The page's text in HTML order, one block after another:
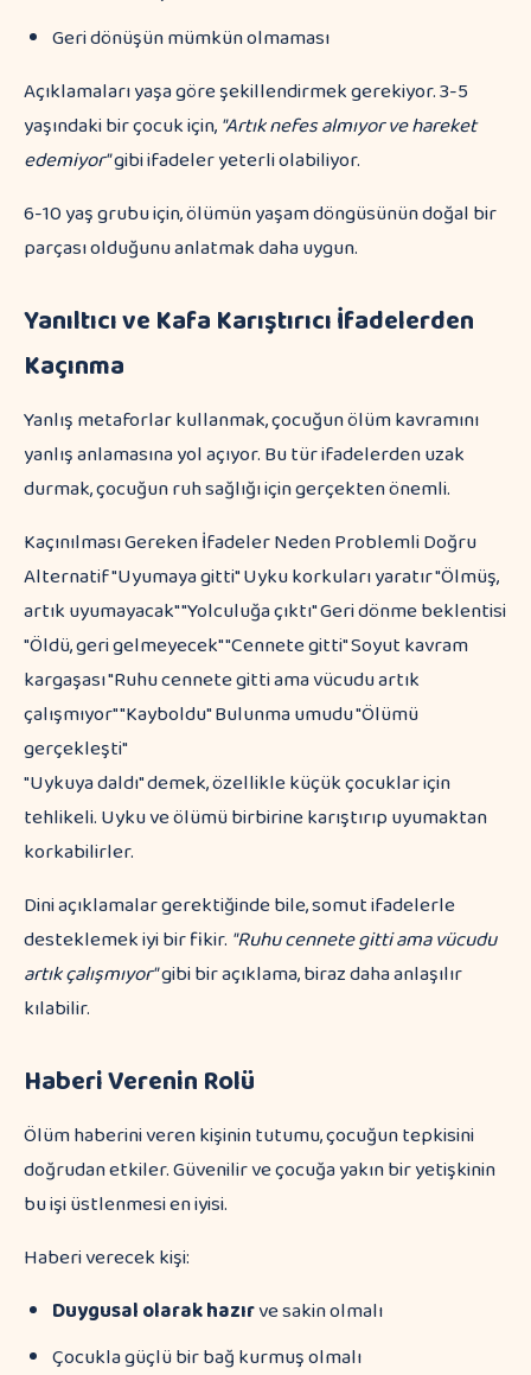
Geri dönüşün mümkün olmaması
Açıklamaları yaşa göre şekillendirmek gerekiyor. 3-5
yaşındaki bir çocuk için,"Artık nefes almıyor ve hareket
edemiyor"gibi ifadeler yeterli olabiliyor.
6-10 yaş grubu için, ölümün yaşam döngüsünün doğal bir
parçası olduğunu anlatmak daha uygun.
Yanıltıcı ve Kafa Karıştırıcı İfadelerden
Kaçınma
Yanlış metaforlar kullanmak, çocuğun ölüm kavramını
yanlış anlamasına yol açıyor. Bu tür ifadelerden uzak
durmak, çocuğun ruh sağlığı için gerçekten önemli.
Kaçınılması Gereken İfadeler Neden Problemli Doğru
Alternatif "Uyumaya gitti" Uyku korkuları yaratır "Ölmüş,
artık uyumayacak" "Yolculuğa çıktı" Geri dönme beklentisi
"Öldü, geri gelmeyecek" "Cennete gitti" Soyut kavram
kargaşası "Ruhu cennete gitti ama vücudu artık
çalışmıyor" "Kayboldu" Bulunma umudu "Ölümü
gerçekleşti"
"Uykuya daldı" demek, özellikle küçük çocuklar için
tehlikeli. Uyku ve ölümü birbirine karıştırıp uyumaktan
korkabilirler.
Dini açıklamalar gerektiğinde bile, somut ifadelerle
desteklemek iyi bir fikir. "Ruhu cennete gitti ama vücudu
artık çalışmıyor"gibi bir açıklama, biraz daha anlaşılır
kılabilir.
Haberi Verenin Rolü
Ölüm haberini veren kişinin tutumu, çocuğun tepkisini
doğrudan etkiler. Güvenilir ve çocuğa yakın bir yetişkinin
bu işi üstlenmesi en iyisi.
Haberi verecek kişi:
Duygusal olarak hazırve sakin olmalı
Çocukla güçlü bir bağ kurmuş olmalı